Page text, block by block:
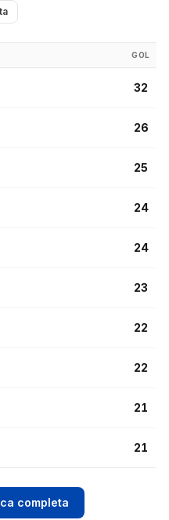
GOL
32
26
25
24
24
23
22
22
21
21
completa